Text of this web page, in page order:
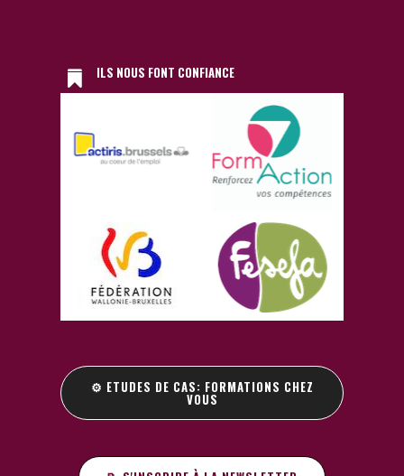
ILS NOUS FONT CONFIANCE
⚙️ ETUDES DE CAS: FORMATIONS CHEZ
VOUS